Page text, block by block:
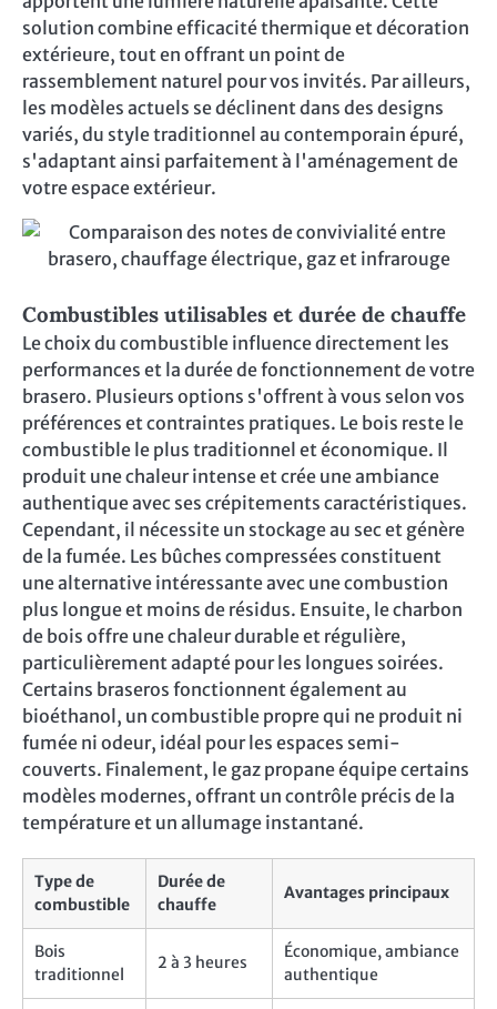
solution combine efficacité thermique et décoration
extérieure, tout en offrant un point de
rassemblement naturel pour vos invités. Par ailleurs,
les modèles actuels se déclinent dans des designs
variés, du style traditionnel au contemporain épuré,
s'adaptant ainsi parfaitement à l'aménagement de
votre espace extérieur.
Combustibles utilisables et durée de chauffe
Le choix du combustible influence directement les
performances et la durée de fonctionnement de votre
brasero. Plusieurs options s'offrent à vous selon vos
préférences et contraintes pratiques. Le bois reste le
combustible le plus traditionnel et économique. Il
produit une chaleur intense et crée une ambiance
authentique avec ses crépitements caractéristiques.
Cependant, il nécessite un stockage au sec et génère
de la fumée. Les bûches compressées constituent
une alternative intéressante avec une combustion
plus longue et moins de résidus. Ensuite, le charbon
de bois offre une chaleur durable et régulière,
particulièrement adapté pour les longues soirées.
Certains braseros fonctionnent également au
bioéthanol, un combustible propre qui ne produit ni
fumée ni odeur, idéal pour les espaces semi-
couverts. Finalement, le gaz propane équipe certains
modèles modernes, offrant un contrôle précis de la
température et un allumage instantané.
Type de
combustible
Durée de
chauffe
Avantages principaux
Bois
traditionnel
2 à 3 heures
Économique, ambiance
authentique